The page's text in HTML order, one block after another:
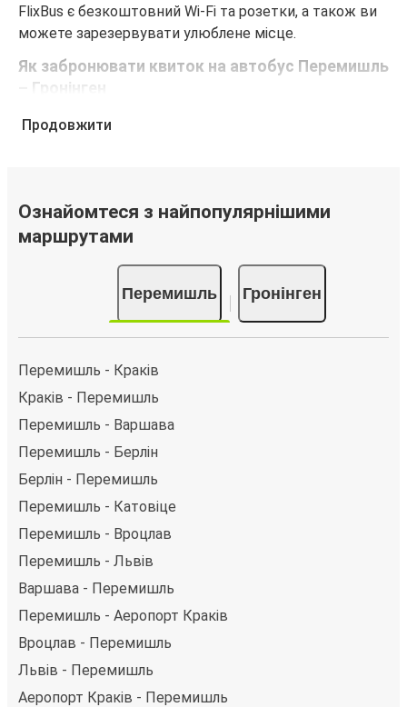
FlixBus є безкоштовний Wi-Fi та розетки, а також ви
можете зарезервувати улюблене місце.
Як забронювати квиток на автобус Перемишль
– Гронінген
Забронювати квиток FlixBus — це неймовірно просто.
Гронінген, ви можете вибрати один із численних
способів оплати, як-от кредитна картка, PayPal,
Google Pay або Apple Pay. Також ви можете купити
квиток за готівку у водія або в касі.
Продовжити
Ознайомтеся з найпопулярнішими
маршрутами
Перемишль Гронінген
Перемишль - Краків
Краків - Перемишль
Перемишль - Варшава
Перемишль - Берлін
Берлін - Перемишль
Перемишль - Катовіце
Перемишль - Вроцлав
Перемишль - Львів
Варшава - Перемишль
Перемишль - Аеропорт Краків
Вроцлав - Перемишль
Львів - Перемишль
Аеропорт Краків - Перемишль